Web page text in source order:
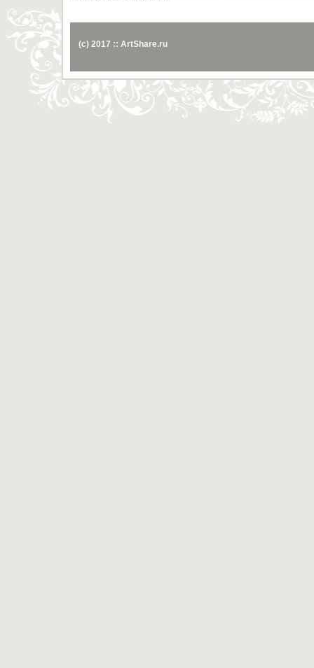
(c) 2017 :: ArtShare.ru